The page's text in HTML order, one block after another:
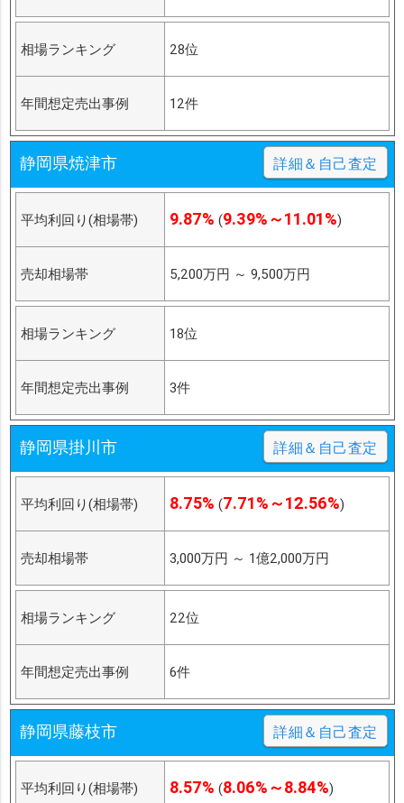
相場ランキング 28位
年間想定売出事例 12件
静岡県焼津市 詳細＆自己査定
平均利回り(相場帯) 9.87% (9.39%～11.01%)
売却相場帯 5,200万円 ～ 9,500万円
相場ランキング 18位
年間想定売出事例 3件
静岡県掛川市 詳細＆自己査定
平均利回り(相場帯) 8.75% (7.71%～12.56%)
売却相場帯 3,000万円 ～ 1億2,000万円
相場ランキング 22位
年間想定売出事例 6件
静岡県藤枝市 詳細＆自己査定
平均利回り(相場帯) 8.57% (8.06%～8.84%)